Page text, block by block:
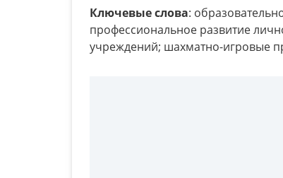
Ключевые слова:
профессиональное развитие
учреждений; шахматно-игровые